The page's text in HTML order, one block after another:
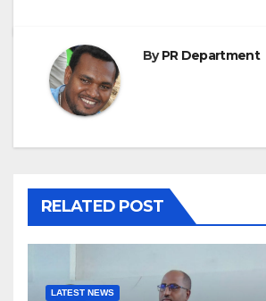
ByPR Department
RELATED POST
LATEST NEWS